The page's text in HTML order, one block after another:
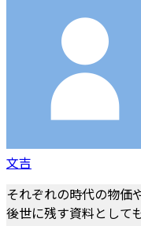
文吉
それぞれの時代の物価
後世に残す資料として